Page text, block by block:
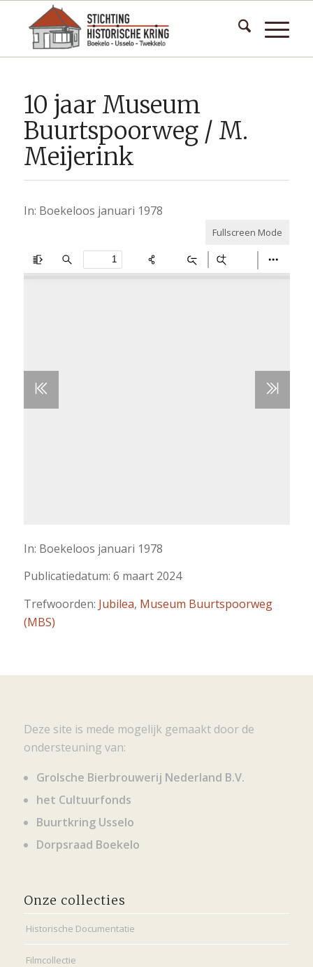
10 jaar Museum
Buurtspoorweg / M.
Meijerink
In: Boekeloos januari 1978
Fullscreen Mode
In: Boekeloos januari 1978
Publicatiedatum: 6 maart 2024
Trefwoorden: Jubilea, Museum Buurtspoorweg
(MBS)
Deze site is mede mogelijk gemaakt door de
ondersteuning van:
Grolsche Bierbrouwerij Nederland B.V.
het Cultuurfonds
Buurtkring Usselo
Dorpsraad Boekelo
Onze collecties
Historische Documentatie
Filmcollectie